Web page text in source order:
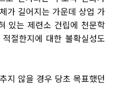
가 길어지는 가운데 상업 가
있는 제련소 건립에 천문학
절한지에 대한 불확실성도
지 않을 경우 당초 목표했던